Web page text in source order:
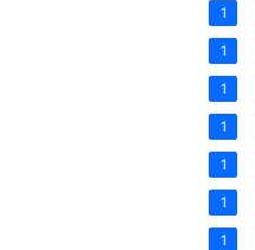
1
1
1
1
1
1
1